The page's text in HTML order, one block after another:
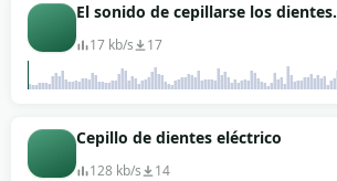
El sonido de cepillarse los dientes.
17 kb/s 17
Cepillo de dientes eléctrico
128 kb/s 14